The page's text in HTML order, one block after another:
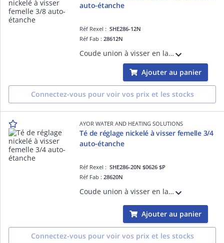
auto-étanche
Réf Rexel :SHE286-12N
Réf Fab :28612N
Coude union à visser en laiton brut - raccordement mâle femelle 3/4
Ajouter au panier
Connectez-vous pour voir vos prix et les stocks
AYOR WATER AND HEATING SOLUTIONS
Té de réglage nickelé à visser femelle 3/4
auto-étanche
Réf Rexel :SHE286-20N $0626 $P
Réf Fab :28620N
Coude union à visser en laiton brut - raccordement mâle femelle 3/4
Ajouter au panier
Connectez-vous pour voir vos prix et les stocks